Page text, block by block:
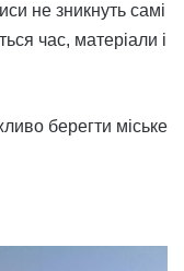
не зникнуть самі
час, матеріали і
берегти міське